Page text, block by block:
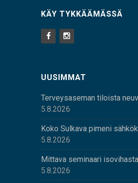
KÄY TYKKÄÄMÄSSÄ
UUSIMMAT
Terveysaseman tiloista
5.8.2026
Koko Sulkava pimeni
5.8.2026
Mittava seminaari
5.8.2026